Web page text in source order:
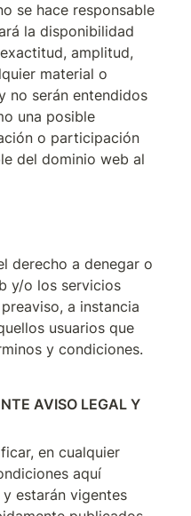
se hace responsable
la disponibilidad
amplitud,
material o
no serán entendidos
una posible
o participación
del dominio web al
derecho a denegar o
y/o los servicios
a instancia
usuarios que
y condiciones.
AVISO LEGAL Y
en cualquier
aquí
estarán vigentes